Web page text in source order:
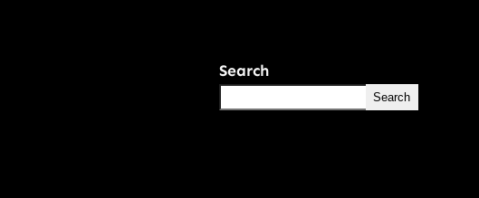
Search
Search